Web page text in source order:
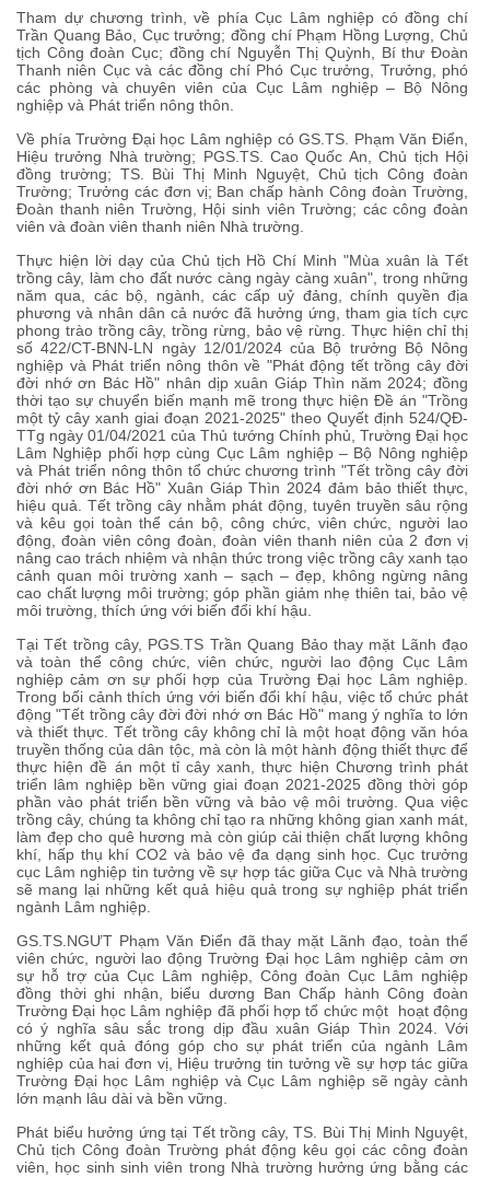
Tham dự chương trình, về phía Cục Lâm nghiệp có đồng chí
Trần Quang Bảo, Cục trưởng; đồng chí Phạm Hồng Lượng, Chủ
tịch Công đoàn Cục; đồng chí Nguyễn Thị Quỳnh, Bí thư Đoàn
Thanh niên Cục và các đồng chí Phó Cục trưởng, Trưởng, phó
các phòng và chuyên viên của Cục Lâm nghiệp – Bộ Nông
nghiệp và Phát triển nông thôn.
Về phía Trường Đại học Lâm nghiệp có GS.TS. Phạm Văn Điển,
Hiệu trưởng Nhà trường; PGS.TS. Cao Quốc An, Chủ tịch Hội
đồng trường; TS. Bùi Thị Minh Nguyệt, Chủ tịch Công đoàn
Trường; Trưởng các đơn vị; Ban chấp hành Công đoàn Trường,
Đoàn thanh niên Trường, Hội sinh viên Trường; các công đoàn
viên và đoàn viên thanh niên Nhà trường.
Thực hiện lời dạy của Chủ tịch Hồ Chí Minh "Mùa xuân là Tết
trồng cây, làm cho đất nước càng ngày càng xuân", trong những
năm qua, các bộ, ngành, các cấp uỷ đảng, chính quyền địa
phương và nhân dân cả nước đã hưởng ứng, tham gia tích cực
phong trào trồng cây, trồng rừng, bảo vệ rừng. Thực hiện chỉ thị
số 422/CT-BNN-LN ngày 12/01/2024 của Bộ trưởng Bộ Nông
nghiệp và Phát triển nông thôn về "Phát động tết trồng cây đời
đời nhớ ơn Bác Hồ" nhân dịp xuân Giáp Thìn năm 2024; đồng
thời tạo sự chuyển biến mạnh mẽ trong thực hiện Đề án "Trồng
một tỷ cây xanh giai đoạn 2021-2025" theo Quyết định 524/QĐ-
TTg ngày 01/04/2021 của Thủ tướng Chính phủ, Trường Đại học
Lâm Nghiệp phối hợp cùng Cục Lâm nghiệp – Bộ Nông nghiệp
và Phát triển nông thôn tổ chức chương trình "Tết trồng cây đời
đời nhớ ơn Bác Hồ" Xuân Giáp Thìn 2024 đảm bảo thiết thực,
hiệu quả. Tết trồng cây nhằm phát động, tuyên truyền sâu rộng
và kêu gọi toàn thể cán bộ, công chức, viên chức, người lao
động, đoàn viên công đoàn, đoàn viên thanh niên của 2 đơn vị
nâng cao trách nhiệm và nhận thức trong việc trồng cây xanh tạo
cảnh quan môi trường xanh – sạch – đẹp, không ngừng nâng
cao chất lượng môi trường; góp phần giảm nhẹ thiên tai, bảo vệ
môi trường, thích ứng với biến đổi khí hậu.
Tại Tết trồng cây, PGS.TS Trần Quang Bảo thay mặt Lãnh đạo
và toàn thể công chức, viên chức, người lao động Cục Lâm
nghiệp cảm ơn sự phối hợp của Trường Đại học Lâm nghiệp.
Trong bối cảnh thích ứng với biến đổi khí hậu, việc tổ chức phát
động "Tết trồng cây đời đời nhớ ơn Bác Hồ" mang ý nghĩa to lớn
và thiết thực. Tết trồng cây không chỉ là một hoạt động văn hóa
truyền thống của dân tộc, mà còn là một hành động thiết thực để
thực hiện đề án một tỉ cây xanh, thực hiện Chương trình phát
triển lâm nghiệp bền vững giai đoạn 2021-2025 đồng thời góp
phần vào phát triển bền vững và bảo vệ môi trường. Qua việc
trồng cây, chúng ta không chỉ tạo ra những không gian xanh mát,
làm đẹp cho quê hương mà còn giúp cải thiện chất lượng không
khí, hấp thụ khí CO2 và bảo vệ đa dạng sinh học. Cục trưởng
cục Lâm nghiệp tin tưởng về sự hợp tác giữa Cục và Nhà trường
sẽ mang lại những kết quả hiệu quả trong sự nghiệp phát triển
ngành Lâm nghiệp.
GS.TS.NGƯT Phạm Văn Điển đã thay mặt Lãnh đạo, toàn thể
viên chức, người lao động Trường Đại học Lâm nghiệp cảm ơn
sự hỗ trợ của Cục Lâm nghiệp, Công đoàn Cục Lâm nghiệp
đồng thời ghi nhận, biểu dương Ban Chấp hành Công đoàn
Trường Đại học Lâm nghiệp đã phối hợp tổ chức một hoạt động
có ý nghĩa sâu sắc trong dịp đầu xuân Giáp Thìn 2024. Với
những kết quả đóng góp cho sự phát triển của ngành Lâm
nghiệp của hai đơn vị, Hiệu trưởng tin tưởng về sự hợp tác giữa
Trường Đại học Lâm nghiệp và Cục Lâm nghiệp sẽ ngày cành
lớn mạnh lâu dài và bền vững.
Phát biểu hưởng ứng tại Tết trồng cây, TS. Bùi Thị Minh Nguyệt,
Chủ tịch Công đoàn Trường phát động kêu gọi các công đoàn
viên, học sinh sinh viên trong Nhà trường hưởng ứng bằng các